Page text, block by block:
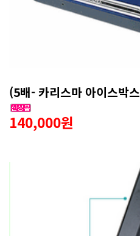
(5배- 카리스마 아이스박스
140,000원